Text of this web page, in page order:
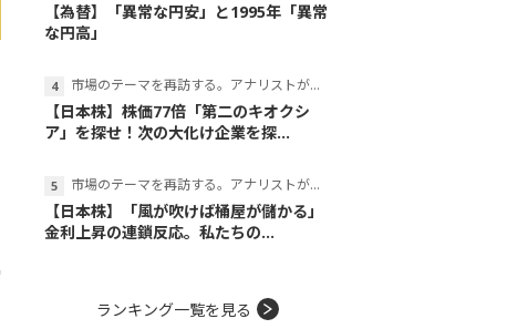
【為替】「異常な円安」と1995年「異常
な円高」
市場のテーマを再訪する。アナリストが読み解くテーマの本質
【日本株】株価77倍「第二のキオクシ
ア」を探せ！次の大化け企業を探...
市場のテーマを再訪する。アナリストが読み解くテーマの本質
【日本株】「風が吹けば桶屋が儲かる」
金利上昇の連鎖反応。私たちの...
ランキング一覧を見る